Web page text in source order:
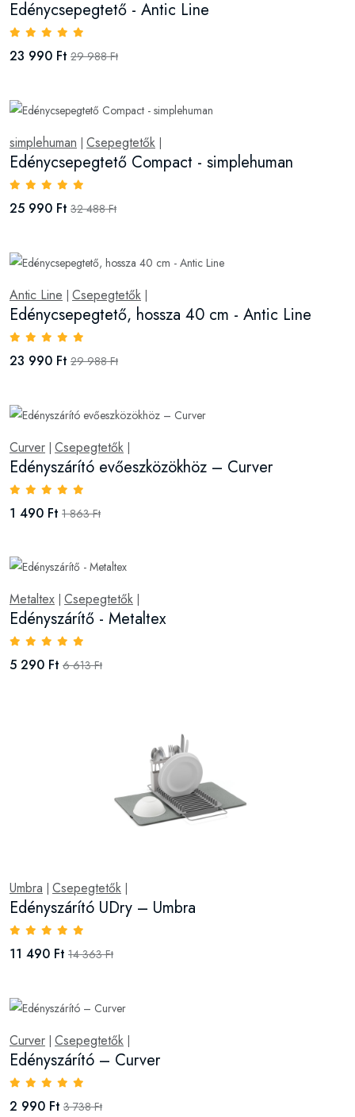
Edénycsepegtető - Antic Line
23 990 Ft 29 988 Ft
simplehuman | Csepegtetők |
Edénycsepegtető Compact - simplehuman
25 990 Ft 32 488 Ft
Antic Line | Csepegtetők |
Edénycsepegtető, hossza 40 cm - Antic Line
23 990 Ft 29 988 Ft
Curver | Csepegtetők |
Edényszárító evőeszközökhöz – Curver
1 490 Ft 1 863 Ft
Metaltex Csepegtetők
Edényszárítő - Metaltex
5 290 Ft 6 613 Ft
Umbra Csepegtetők
Edényszárító UDry – Umbra
11 490 Ft 14 363 Ft
Curver Csepegtetők
Edényszárító – Curver
2 990 Ft 3 738 Ft